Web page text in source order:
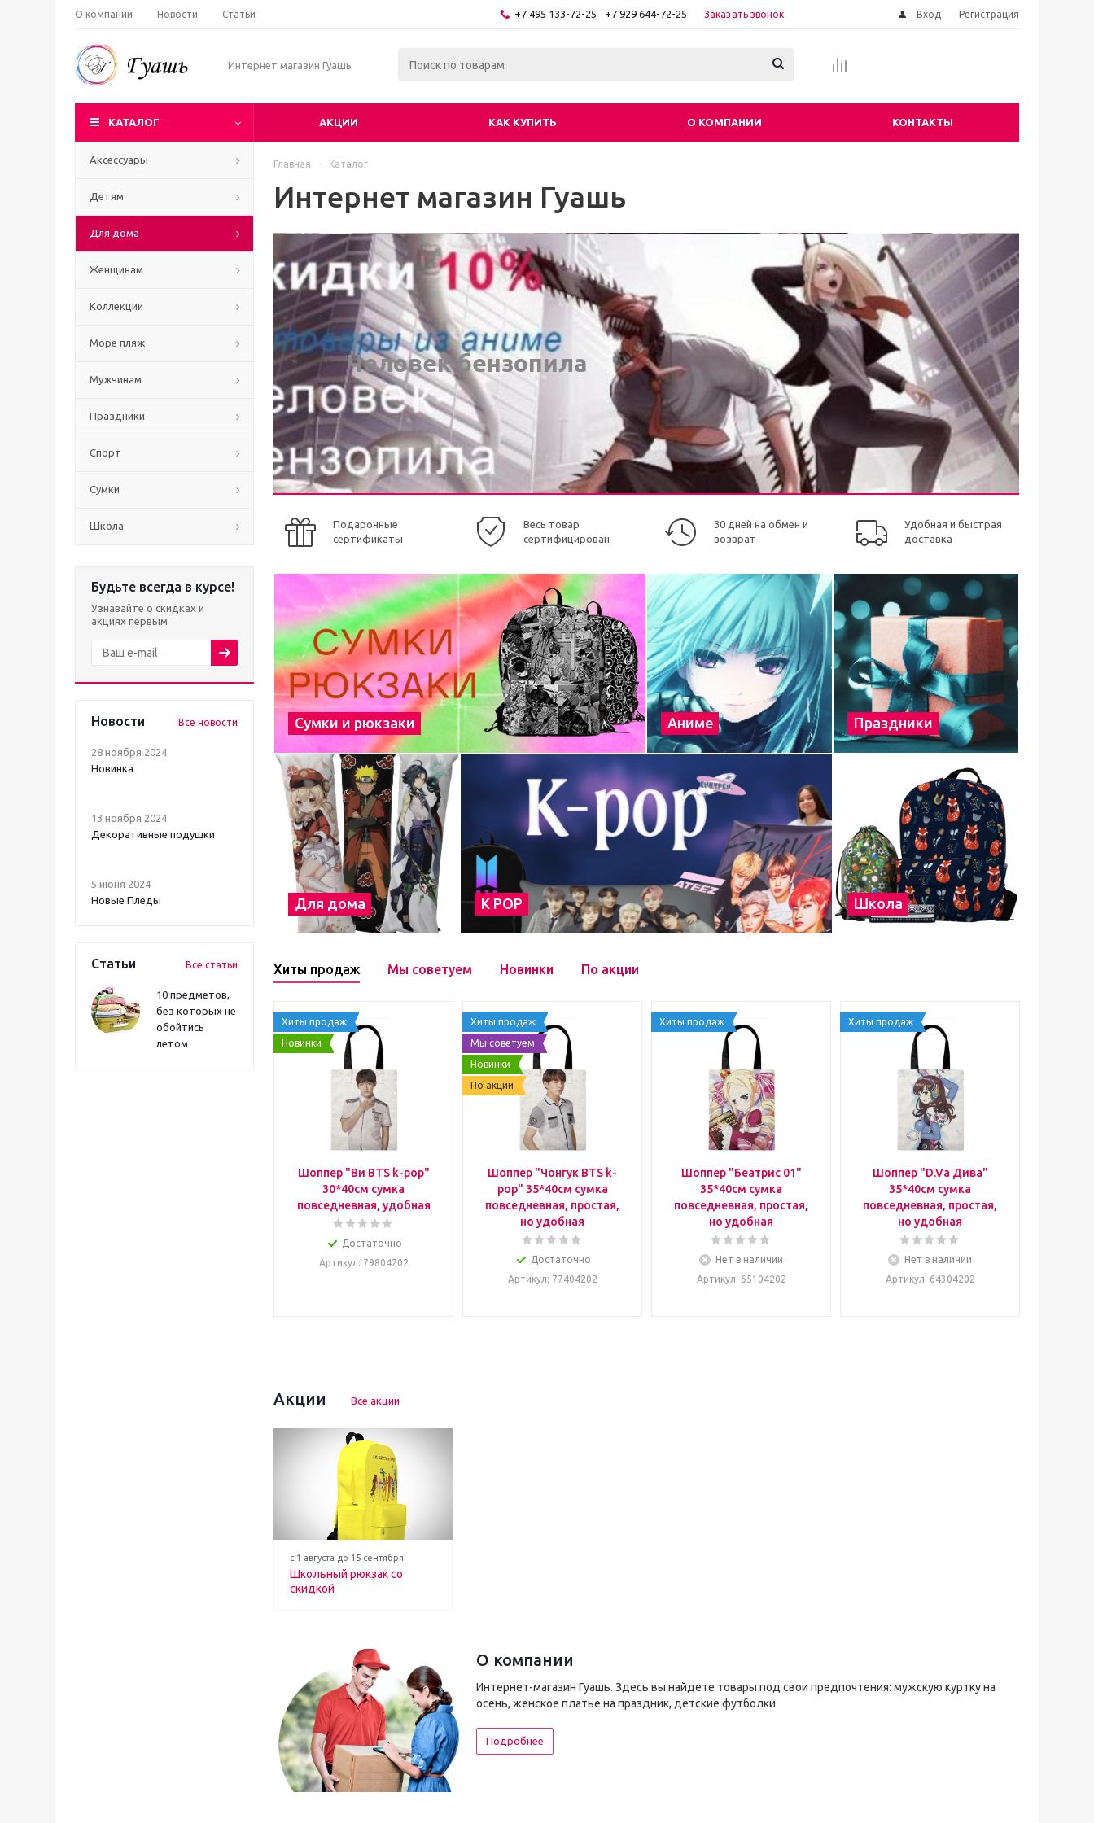
О компании Новости Статьи +7 495 133-72-25 +7 929 644-72-25 Заказать звонок Вход Регистрация
Интернет магазин Гуашь
КАТАЛОГ АКЦИИ КАК КУПИТЬ О КОМПАНИИ КОНТАКТЫ
Аксессуары
Детям
Для дома
Женщинам
Коллекции
Море пляж
Мужчинам
Праздники
Спорт
Сумки
Школа
Будьте всегда в курсе!
Узнавайте о скидках и
акциях первым
Новости Все новости
28 ноября 2024
Новинка
13 ноября 2024
Декоративные подушки
5 июня 2024
Новые Пледы
Статьи Все статьи
10 предметов,
без которых не
обойтись
летом
Главная - Каталог
Интернет магазин Гуашь
Человек бензопила
Подарочные
сертификаты
Весь товар
сертифицирован
30 дней на обмен и
возврат
Удобная и быстрая
доставка
Сумки и рюкзаки Аниме Праздники
Для дома К POP Школа
Хиты продаж Мы советуем Новинки По акции
Хиты продаж
Новинки
Шоппер "Ви BTS k-pop"
30*40см сумка
повседневная, удобная
Достаточно
Артикул: 79804202
Хиты продаж
Мы советуем
Новинки
По акции
Шоппер "Чонгук BTS k-
pop" 35*40см сумка
повседневная, простая,
но удобная
Достаточно
Артикул: 77404202
Хиты продаж
Шоппер "Беатрис 01"
35*40см сумка
повседневная, простая,
но удобная
Нет в наличии
Артикул: 65104202
Хиты продаж
Шоппер "D.Va Дива"
35*40см сумка
повседневная, простая,
но удобная
Нет в наличии
Артикул: 64304202
Акции Все акции
с 1 августа до 15 сентября
Школьный рюкзак со
скидкой
О компании
Интернет-магазин Гуашь. Здесь вы найдете товары под свои предпочтения: мужскую куртку на
осень, женское платье на праздник, детские футболки
Подробнее